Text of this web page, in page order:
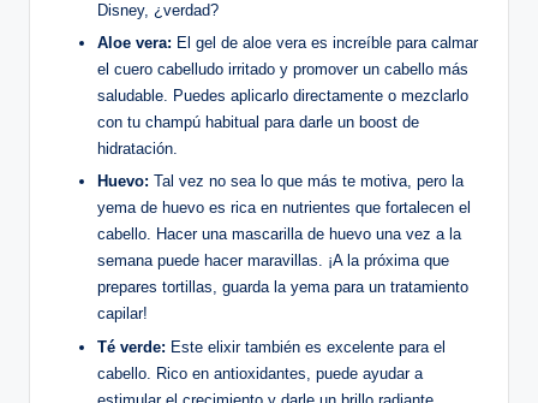
Disney, ¿verdad?
Aloe vera: El gel de aloe vera es increíble para calmar
el cuero cabelludo irritado y promover un cabello más
saludable. Puedes aplicarlo directamente o mezclarlo
con tu champú habitual para darle un boost de
hidratación.
Huevo: Tal vez no sea lo que más te motiva, pero la
yema de huevo es rica en nutrientes que fortalecen el
cabello. Hacer una mascarilla de huevo una vez a la
semana puede hacer maravillas. ¡A la próxima que
prepares tortillas, guarda la yema para un tratamiento
capilar!
Té verde: Este elixir también es excelente para el
cabello. Rico en antioxidantes, puede ayudar a